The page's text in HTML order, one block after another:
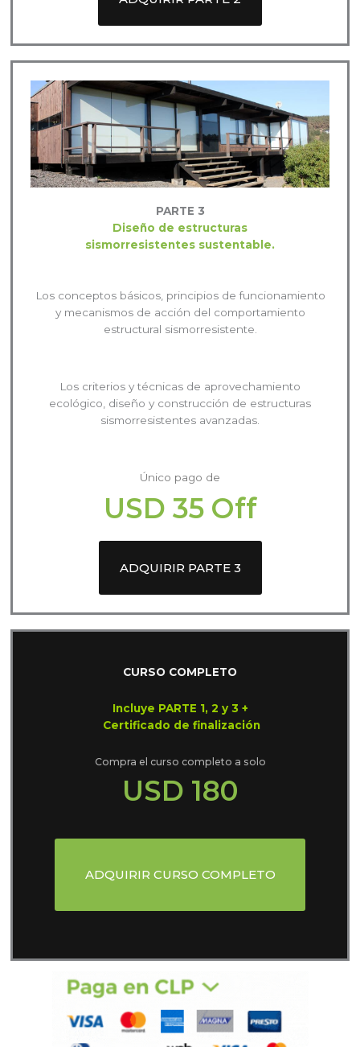
PARTE 3
Diseño de estructuras
sismorresistentes sustentable.
Los conceptos básicos, principios de funcionamiento
y mecanismos de acción del comportamiento
estructural sismorresistente.
Los criterios y técnicas de aprovechamiento
ecológico, diseño y construcción de estructuras
sismorresistentes avanzadas.
Único pago de
USD 35 Off
ADQUIRIR PARTE 3
CURSO COMPLETO
Incluye PARTE 1, 2 y 3 +
Certificado de finalización
Compra el curso completo a solo
USD 180
ADQUIRIR CURSO COMPLETO